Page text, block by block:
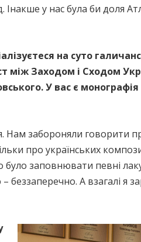
Інакше у нас була би доля
на суто
між Заходом і Сходом
У вас є
Нам забороняли говорити
про українських
заповнювати певні
А взагалі я